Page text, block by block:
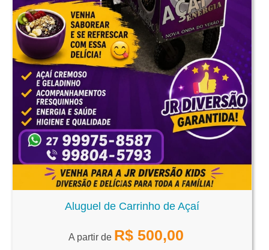
Aluguel de Carrinho de Açaí
A partir de R$ 500,00